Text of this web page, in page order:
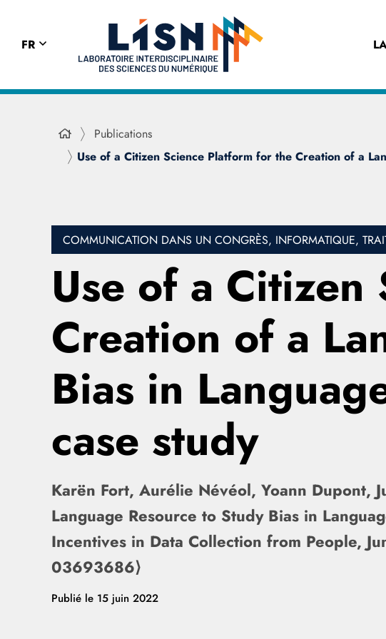
FR
Publications
Use of a Citizen Science Platform for the Creation of a
COMMUNICATION DANS UN CONGRÈS, INFORMATIQUE,
Use of a
Creation of a
Bias in
case study
Karën Fort, Aurélie Névéol, Yoann Dupont,
Language Resource to Study Bias in
Incentives in Data Collection from People,
03693686⟩
Publié le 15 juin 2022